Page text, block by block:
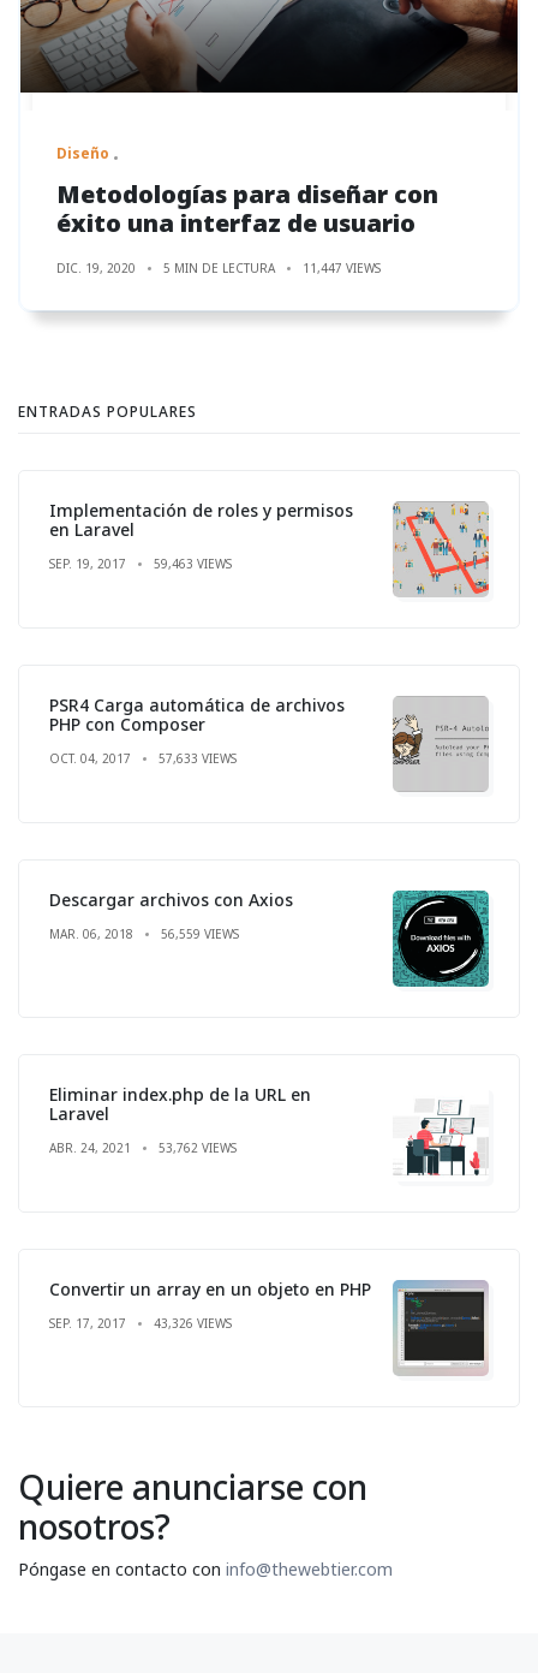
Diseño
Metodologías para diseñar con
éxito una interfaz de usuario
DIC. 19, 2020 5 MIN DE LECTURA 11,447 VIEWS
ENTRADAS POPULARES
Implementación de roles y permisos
en Laravel
SEP. 19, 2017 59,463 VIEWS
PSR4 Carga automática de archivos
PHP con Composer
OCT. 04, 2017 57,633 VIEWS
Descargar archivos con Axios
MAR. 06, 2018 56,559 VIEWS
Eliminar index.php de la URL en
Laravel
ABR. 24, 2021 53,762 VIEWS
Convertir un array en un objeto en PHP
SEP. 17, 2017 43,326 VIEWS
Quiere anunciarse con
nosotros?
Póngase en contacto con info@thewebtier.com